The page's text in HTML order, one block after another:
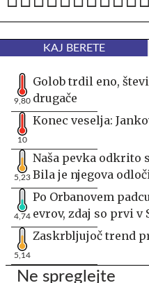
KAJ BERETE
9,80
Golob trdil eno,
drugače
10
Konec veselja:
5,23
Naša pevka odkrito
Bila je njegova
4,74
Po Orbanovem
evrov, zdaj so prvi v
5,14
Zaskrbljujoč trend
Ne spreglejte